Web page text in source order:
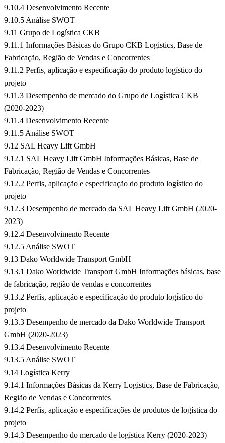
9.10.4 Desenvolvimento Recente
9.10.5 Análise SWOT
9.11 Grupo de Logística CKB
9.11.1 Informações Básicas do Grupo CKB Logistics, Base de
Fabricação, Região de Vendas e Concorrentes
9.11.2 Perfis, aplicação e especificação do produto logístico do
projeto
9.11.3 Desempenho de mercado do Grupo de Logística CKB
(2020-2023)
9.11.4 Desenvolvimento Recente
9.11.5 Análise SWOT
9.12 SAL Heavy Lift GmbH
9.12.1 SAL Heavy Lift GmbH Informações Básicas, Base de
Fabricação, Região de Vendas e Concorrentes
9.12.2 Perfis, aplicação e especificação do produto logístico do
projeto
9.12.3 Desempenho de mercado da SAL Heavy Lift GmbH (2020-
2023)
9.12.4 Desenvolvimento Recente
9.12.5 Análise SWOT
9.13 Dako Worldwide Transport GmbH
9.13.1 Dako Worldwide Transport GmbH Informações básicas, base
de fabricação, região de vendas e concorrentes
9.13.2 Perfis, aplicação e especificação do produto logístico do
projeto
9.13.3 Desempenho de mercado da Dako Worldwide Transport
GmbH (2020-2023)
9.13.4 Desenvolvimento Recente
9.13.5 Análise SWOT
9.14 Logística Kerry
9.14.1 Informações Básicas da Kerry Logistics, Base de Fabricação,
Região de Vendas e Concorrentes
9.14.2 Perfis, aplicação e especificações de produtos de logística do
projeto
9.14.3 Desempenho do mercado de logística Kerry (2020-2023)